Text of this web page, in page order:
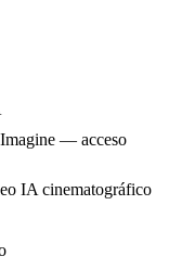
— acceso
IA cinematográfico